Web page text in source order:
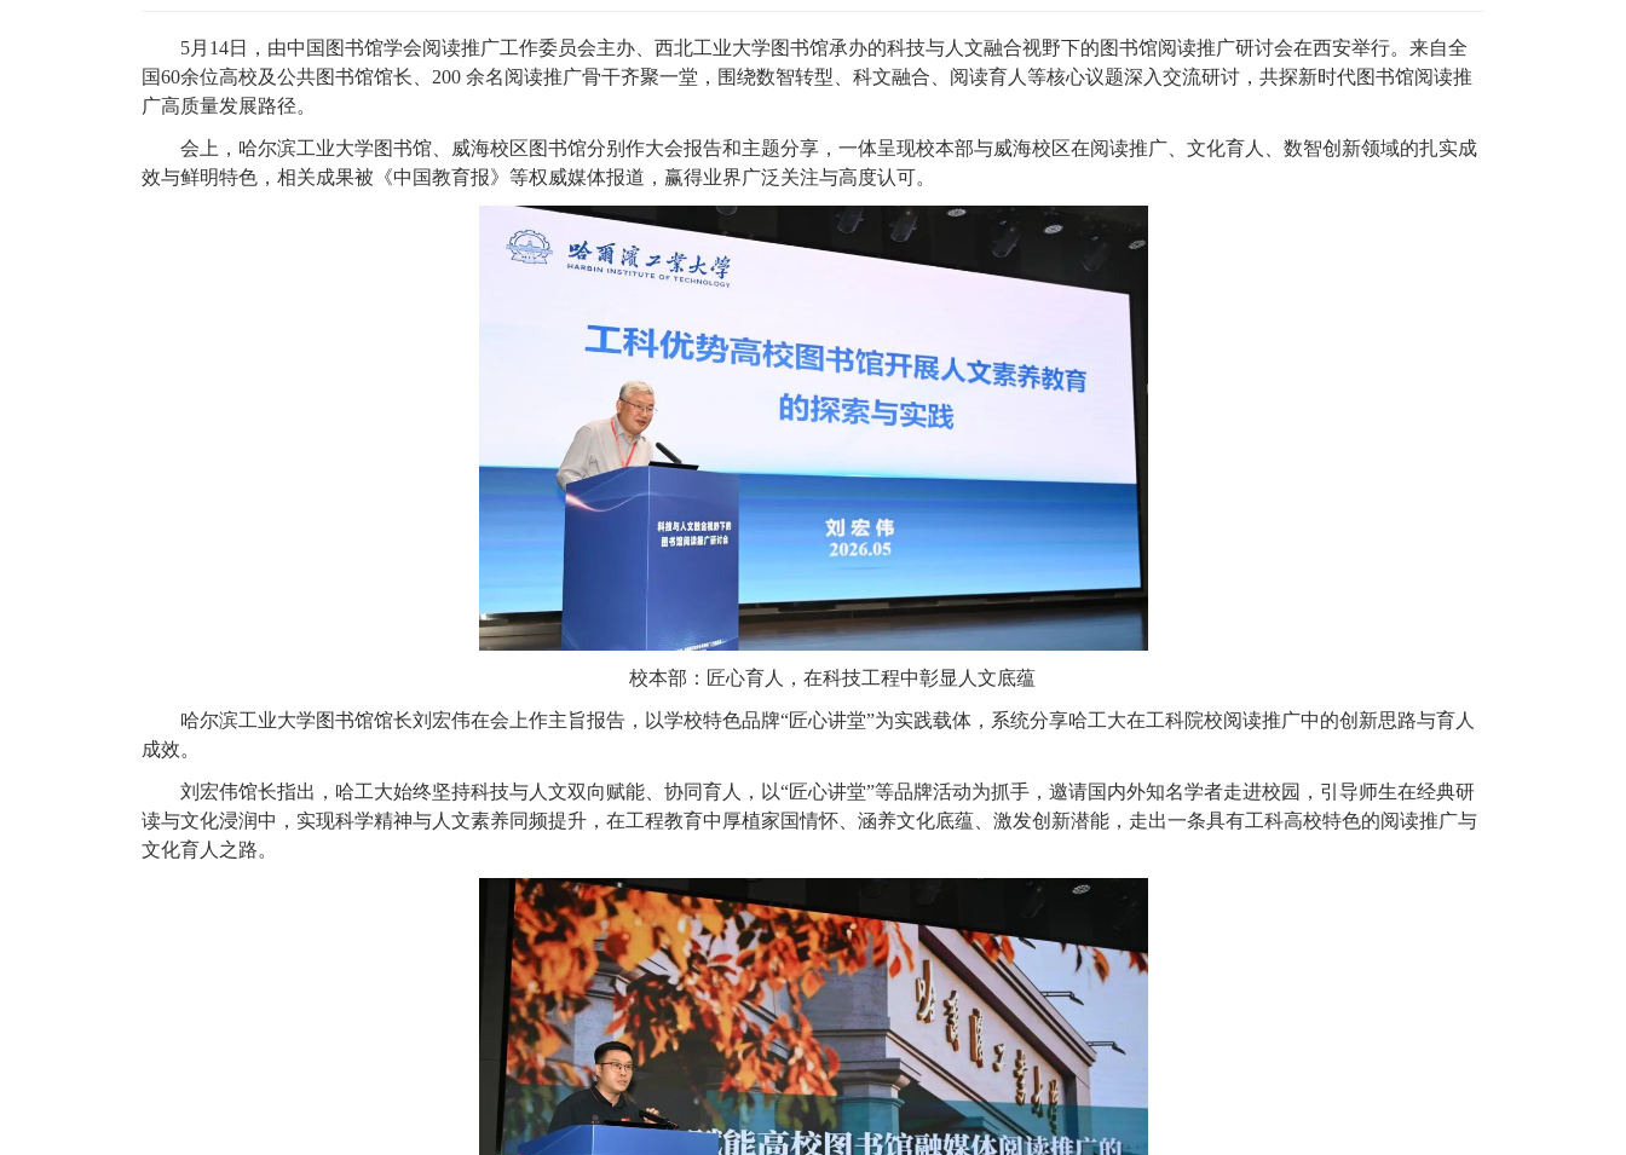
5月14日，由中国图书馆学会阅读推广工作委员会主办、西北工业大学图书馆承办的科技与人文融合视野下的图书馆阅读推广研讨会在西安举行。来自全
国60余位高校及公共图书馆馆长、200 余名阅读推广骨干齐聚一堂，围绕数智转型、科文融合、阅读育人等核心议题深入交流研讨，共探新时代图书馆阅读推
广高质量发展路径。
会上，哈尔滨工业大学图书馆、威海校区图书馆分别作大会报告和主题分享，一体呈现校本部与威海校区在阅读推广、文化育人、数智创新领域的扎实成
效与鲜明特色，相关成果被《中国教育报》等权威媒体报道，赢得业界广泛关注与高度认可。
校本部：匠心育人，在科技工程中彰显人文底蕴
哈尔滨工业大学图书馆馆长刘宏伟在会上作主旨报告，以学校特色品牌“匠心讲堂”为实践载体，系统分享哈工大在工科院校阅读推广中的创新思路与育人
成效。
刘宏伟馆长指出，哈工大始终坚持科技与人文双向赋能、协同育人，以“匠心讲堂”等品牌活动为抓手，邀请国内外知名学者走进校园，引导师生在经典研
读与文化浸润中，实现科学精神与人文素养同频提升，在工程教育中厚植家国情怀、涵养文化底蕴、激发创新潜能，走出一条具有工科高校特色的阅读推广与
文化育人之路。